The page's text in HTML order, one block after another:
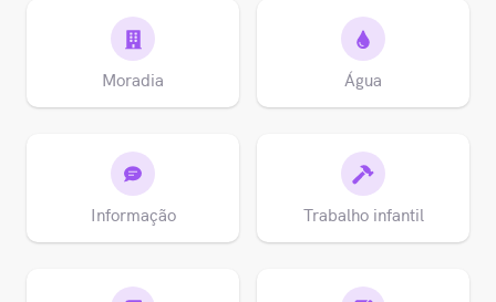
Moradia Água
Informação Trabalho infantil